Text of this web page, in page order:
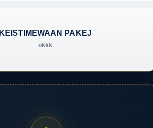
KEISTIMEWAAN PAKEJ
okkk